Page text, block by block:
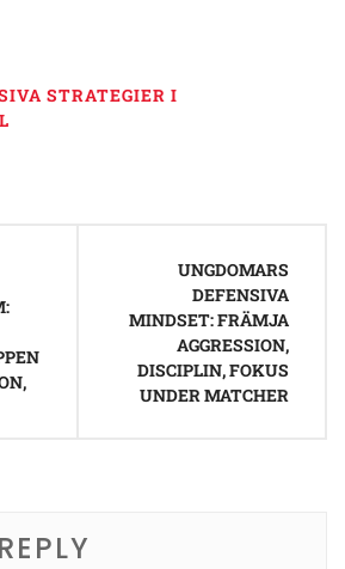
STRATEGIER I
UNGDOMARS
DEFENSIVA
MINDSET: FRÄMJA
AGGRESSION,
DISCIPLIN, FOKUS
UNDER MATCHER